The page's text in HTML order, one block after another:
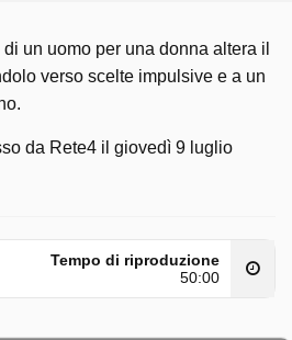
un uomo per una donna altera il
verso scelte impulsive e a un
da Rete4 il giovedì 9 luglio
Tempo di riproduzione
50:00